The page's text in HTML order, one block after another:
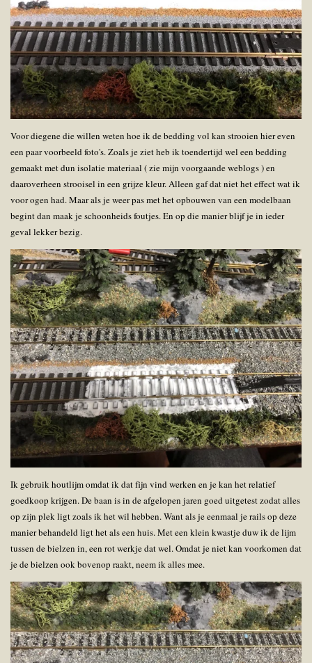
Voor diegene die willen weten hoe ik de bedding vol kan strooien hier even
een paar voorbeeld foto's. Zoals je ziet heb ik toendertijd wel een bedding
gemaakt met dun isolatie materiaal ( zie mijn voorgaande weblogs ) en
daaroverheen strooisel in een grijze kleur. Alleen gaf dat niet het effect wat ik
voor ogen had. Maar als je weer pas met het opbouwen van een modelbaan
begint dan maak je schoonheids foutjes. En op die manier blijf je in ieder
geval lekker bezig.
Ik gebruik houtlijm omdat ik dat fijn vind werken en je kan het relatief
goedkoop krijgen. De baan is in de afgelopen jaren goed uitgetest zodat alles
op zijn plek ligt zoals ik het wil hebben. Want als je eenmaal je rails op deze
manier behandeld ligt het als een huis. Met een klein kwastje duw ik de lijm
tussen de bielzen in, een rot werkje dat wel. Omdat je niet kan voorkomen dat
je de bielzen ook bovenop raakt, neem ik alles mee.